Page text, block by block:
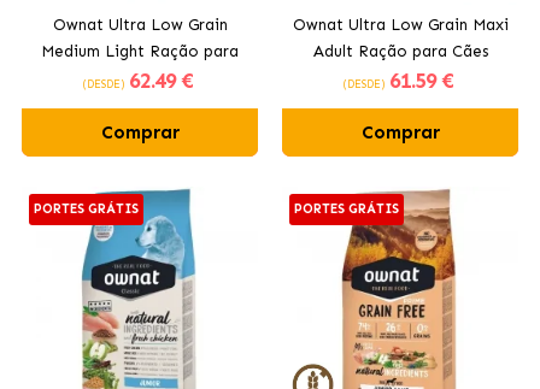
Ownat Ultra Low Grain
Medium Light Ração para
Cães de Médio Porte com
Sobrepeso
(DESDE) 62.49 €
Comprar
Ownat Ultra Low Grain Maxi
Adult Ração para Cães
Grandes
(DESDE) 61.59 €
Comprar
PORTES GRÁTIS PORTES GRÁTIS